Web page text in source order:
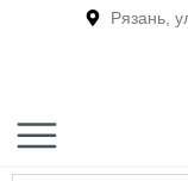
Рязань,